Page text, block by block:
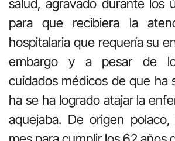
salud, agravado durante los
para que recibiera la
hospitalaria que requería su
embargo y a pesar de
cuidados médicos de que ha
ha se ha logrado atajar la
aquejaba. De origen